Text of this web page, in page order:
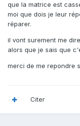
que la matrice est
moi que dois je leur
réparer.
il vont surement me
alors que je sais que
merci de me repondre
Citer